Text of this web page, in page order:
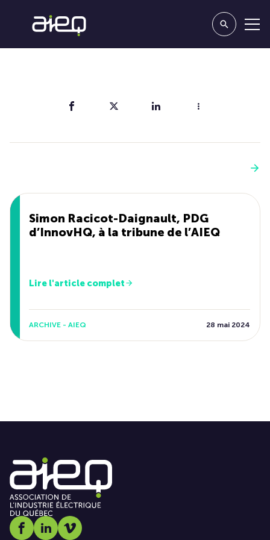
Simon Racicot-Daignault, PDG
d’InnovHQ, à la tribune de l’AIEQ
Lire l'article complet
ARCHIVE - AIEQ 28 mai 2024
Social media link icon-facebook
Social media link icon-linkedin
Social media link icon-vimeo